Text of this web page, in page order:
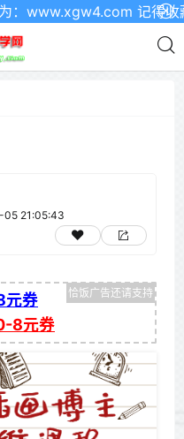
www.xgw4.com 记得收藏
21:05:43
元券
8元券